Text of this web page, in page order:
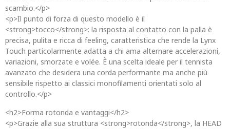
scambio.</p>
<p>Il punto di forza di questo modello è il
<strong>tocco</strong>: la risposta al contatto con la palla è
precisa, pulita e ricca di feeling, caratteristica che rende la Lynx
Touch particolarmente adatta a chi ama alternare accelerazioni,
variazioni, smorzate e volée. È una scelta ideale per il tennista
avanzato che desidera una corda performante ma anche più
sensibile rispetto ai classici monofilamenti orientati solo al
controllo.</p>
<h2>Forma rotonda e vantaggi</h2>
<p>Grazie alla sua struttura <strong>rotonda</strong>, la HEAD